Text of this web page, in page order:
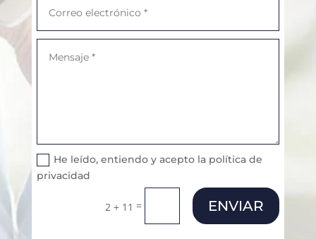
He leído, entiendo y acepto la política de
privacidad
2 + 11 = ENVIAR